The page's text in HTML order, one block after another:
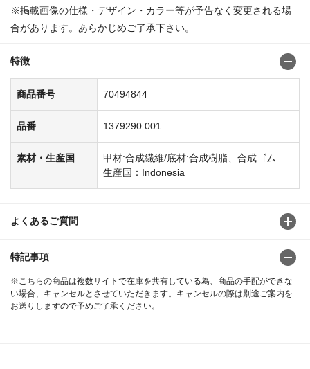
※掲載画像の仕様・デザイン・カラー等が予告なく変更される場
合があります。あらかじめご了承下さい。
特徴
商品番号 70494844
品番 1379290 001
素材・生産国
甲材:合成繊維/底材:合成樹脂、合成ゴム
生産国：Indonesia
よくあるご質問
特記事項
※こちらの商品は複数サイトで在庫を共有している為、商品の手配ができな
い場合、キャンセルとさせていただきます。キャンセルの際は別途ご案内を
お送りしますので予めご了承ください。